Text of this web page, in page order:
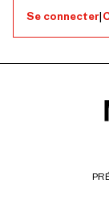
Se connecter|